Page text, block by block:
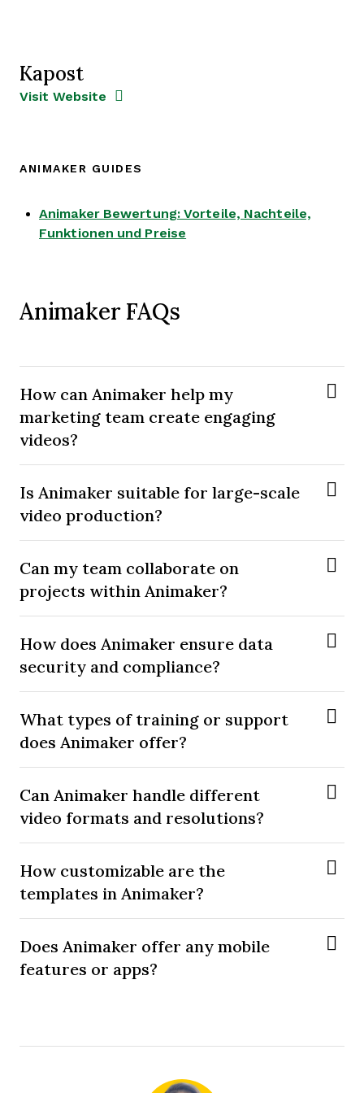
Kapost
Opens new window
Visit Website Opens New Window
ANIMAKER GUIDES
Animaker Bewertung: Vorteile, Nachteile,
Funktionen und Preise
Animaker FAQs
How can Animaker help my
marketing team create engaging
videos?
Is Animaker suitable for large-scale
video production?
Can my team collaborate on
projects within Animaker?
How does Animaker ensure data
security and compliance?
What types of training or support
does Animaker offer?
Can Animaker handle different
video formats and resolutions?
How customizable are the
templates in Animaker?
Does Animaker offer any mobile
features or apps?